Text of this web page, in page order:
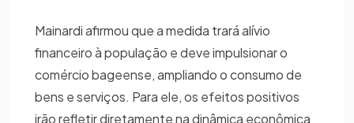
Mainardi afirmou que a medida trará alívio
financeiro à população e deve impulsionar o
comércio bageense, ampliando o consumo de
bens e serviços. Para ele, os efeitos positivos
irão refletir diretamente na dinâmica econômica